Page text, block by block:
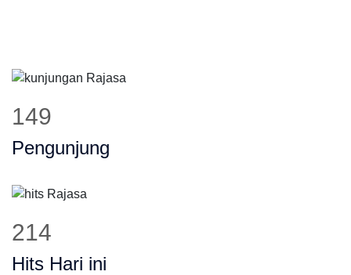
207
Pengunjung
298
Hits Hari ini